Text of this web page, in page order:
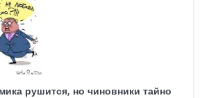
рушится, но чиновники тайно